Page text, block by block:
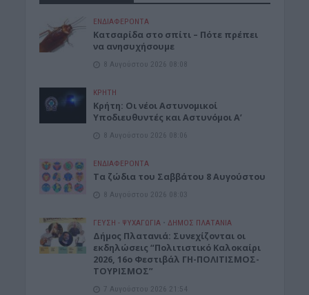
ΕΝΔΙΑΦΕΡΟΝΤΑ
Κατσαρίδα στο σπίτι – Πότε πρέπει
να ανησυχήσουμε
8 Αυγούστου 2026 08:08
ΚΡΗΤΗ
Κρήτη: Οι νέοι Αστυνομικοί
Υποδιευθυντές και Αστυνόμοι Α’
8 Αυγούστου 2026 08:06
ΕΝΔΙΑΦΕΡΟΝΤΑ
Tα ζώδια του Σαββάτου 8 Αυγούστου
8 Αυγούστου 2026 08:03
ΓΕΎΣΗ - ΨΥΧΑΓΩΓΊΑ • ΔΉΜΟΣ ΠΛΑΤΑΝΙΆ
Δήμος Πλατανιά: Συνεχίζονται οι
εκδηλώσεις “Πολιτιστικό Καλοκαίρι
2026, 16ο Φεστιβάλ ΓΗ-ΠΟΛΙΤΙΣΜΟΣ-
ΤΟΥΡΙΣΜΟΣ”
7 Αυγούστου 2026 21:54